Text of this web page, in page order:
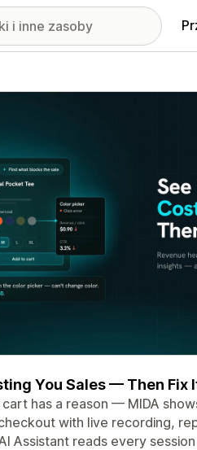
w galerii
You Sales — Then Fix
has a reason — MIDA
with live recording,
Assistant reads every